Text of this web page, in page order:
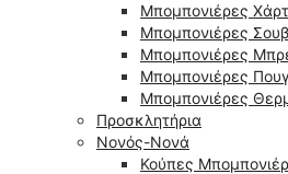
Μπομπονιέρες
Μπομπονιέρες
Μπομπονιέρες
Μπομπονιέρες
Μπομπονιέρες
Προσκλητήρια
Νονός-Νονά
Κούπες